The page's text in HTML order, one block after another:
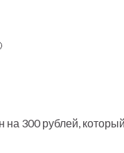
300 рублей,